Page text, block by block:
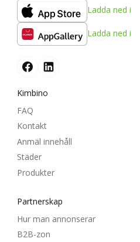
Ladda ned i
Ladda ned i
Kimbino
FAQ
Kontakt
Anmäl innehåll
Städer
Produkter
Partnerskap
Hur man annonserar
B2B-zon